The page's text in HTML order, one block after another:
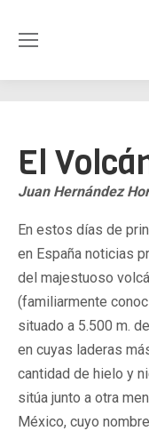
El
Juan Hernández
En estos días de
en España noticias
del majestuoso
(familiarmente
situado a 5.500 m.
en cuyas laderas
cantidad de hielo y
sitúa junto a otra
México, cuyo